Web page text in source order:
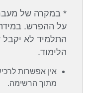
* במקרה של
על ההפרש. במידה
התלמיד לא יקבל
הלימוד.
אין אפשרות
מתוך הרשימה.